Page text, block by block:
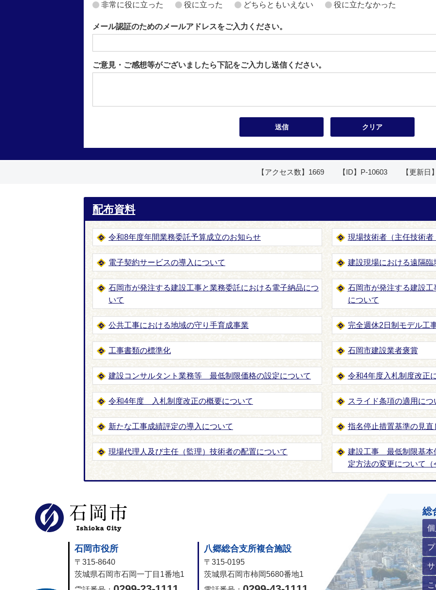
非常に役に立った
役に立った どちらともいえない 役に立たなかった
メール認証のためのメールアドレスをご入力ください。
ご意見・ご感想等がございましたら下記をご入力し送信ください。
【アクセス数】 1669 【ID】 P-10603 【更新日
配布資料
令和8年度年間業務委託予算成立のお知らせ 現場技術者（主任技術
電子契約サービスの導入について 建設現場における遠隔
石岡市が発注する建設工事と業務委託における電子納品につ
いて
石岡市が発注する建設
について
公共工事における地域の守り手育成事業 完全週休2日制モデル工
工事書類の標準化 石岡市建設業者褒賞
建設コンサルタント業務等 最低制限価格の設定について 令和4年度入札制度改正
令和4年度 入札制度改正の概要について スライド条項の適用につ
新たな工事成績評定の導入について 指名停止措置基準の見直
現場代理人及び主任（監理）技術者の配置について
建設工事 最低制限基本
定方法の変更について
石岡市役所
〒315-8640
茨城県石岡市石岡一丁目1番地1
八郷総合支所複合施設
〒315-0195
茨城県石岡市柿岡5680番地1
総